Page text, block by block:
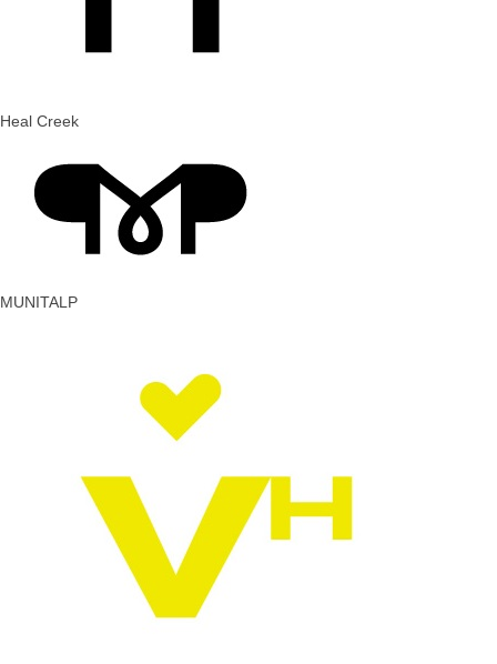
Heal Creek
MUNITALP